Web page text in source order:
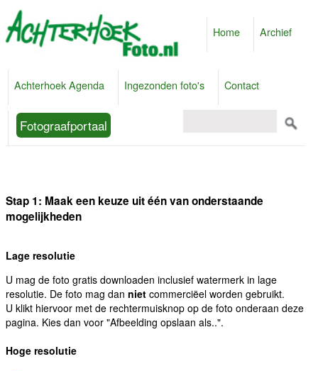
Home Archief
Achterhoek Agenda Ingezonden foto's Contact
Fotograafportaal
Stap 1: Maak een keuze uit één van onderstaande
mogelijkheden
Lage resolutie
U mag de foto gratis downloaden inclusief watermerk in lage
resolutie. De foto mag dan niet commerciëel worden gebruikt.
U klikt hiervoor met de rechtermuisknop op de foto onderaan deze
pagina. Kies dan voor "Afbeelding opslaan als..".
Hoge resolutie